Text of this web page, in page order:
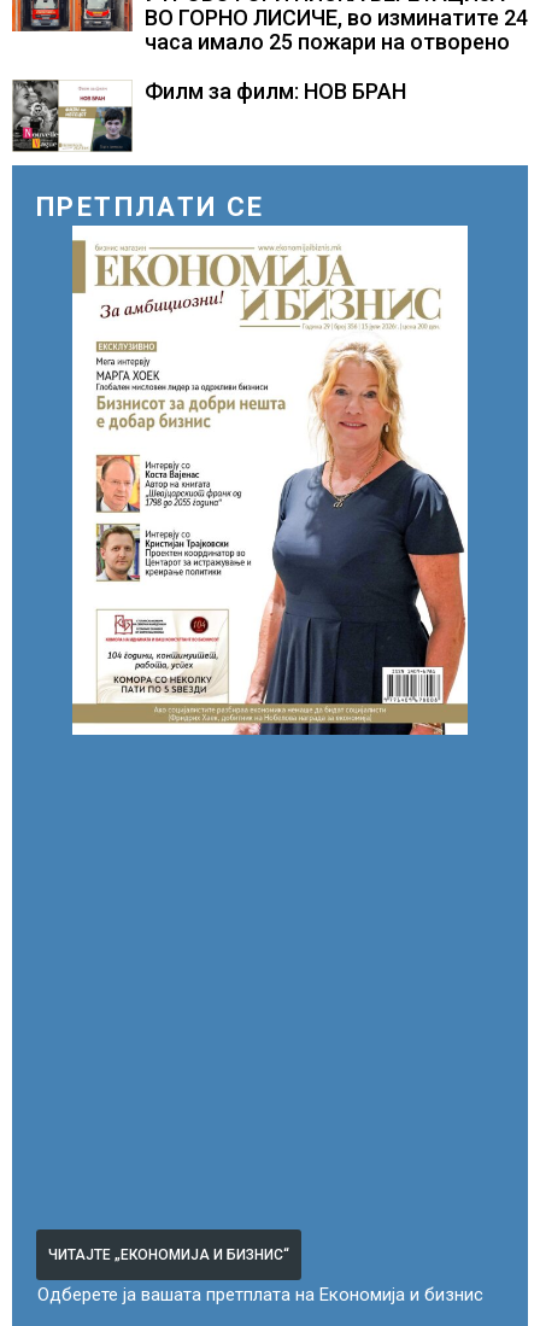
ВО ГОРНО ЛИСИЧЕ, во изминатите 24
часа имало 25 пожари на отворено
Филм за филм: НОВ БРАН
ПРЕТПЛАТИ СЕ
ЧИТАЈТЕ „ЕКОНОМИЈА И БИЗНИС“
Одберете ја вашата претплата на Економија и бизнис